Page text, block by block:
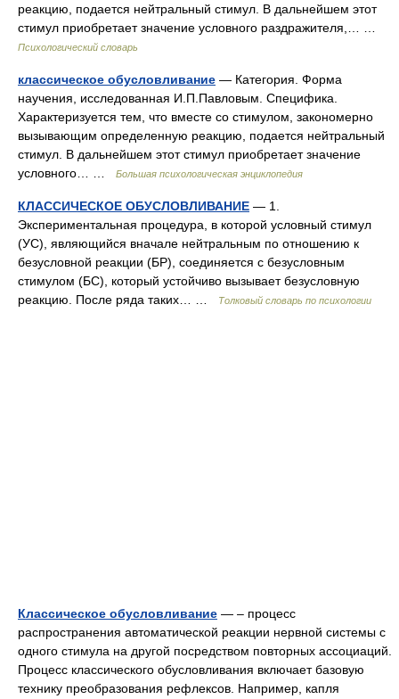
реакцию, подается нейтральный стимул. В дальнейшем этот
стимул приобретает значение условного раздражителя,… …
Психологический словарь
классическое обусловливание — Категория. Форма
научения, исследованная И.П.Павловым. Специфика.
Характеризуется тем, что вместе со стимулом, закономерно
вызывающим определенную реакцию, подается нейтральный
стимул. В дальнейшем этот стимул приобретает значение
условного… …
Большая психологическая энциклопедия
КЛАССИЧЕСКОЕ ОБУСЛОВЛИВАНИЕ — 1.
Экспериментальная процедура, в которой условный стимул
(УС), являющийся вначале нейтральным по отношению к
безусловной реакции (БР), соединяется с безусловным
стимулом (БС), который устойчиво вызывает безусловную
реакцию. После ряда таких… …
Толковый словарь по психологии
Классическое обусловливание — – процесс
распространения автоматической реакции нервной системы с
одного стимула на другой посредством повторных ассоциаций.
Процесс классического обусловливания включает базовую
технику преобразования рефлексов. Например, капля